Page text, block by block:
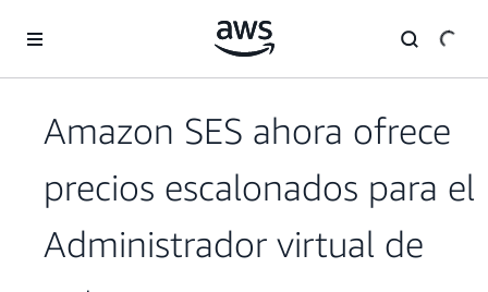
Amazon SES ahora ofrece
precios escalonados para el
Administrador virtual de